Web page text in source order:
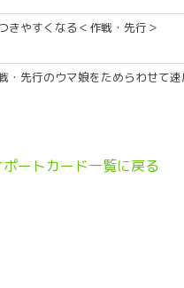
きやすくなる＜作戦・先行＞
・先行のウマ娘をためらわせて
ポートカード一覧に戻る